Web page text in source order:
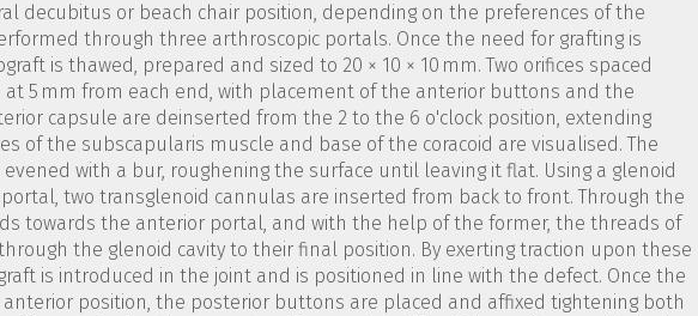
decubitus or beach chair position, depending on the preferences of the
through three arthroscopic portals. Once the need for grafting is
is thawed, prepared and sized to 20 × 10 × 10 mm. Two orifices spaced
5 mm from each end, with placement of the anterior buttons and the
capsule are deinserted from the 2 to the 6 o'clock position, extending
of the subscapularis muscle and base of the coracoid are visualised. The
with a bur, roughening the surface until leaving it flat. Using a glenoid
two transglenoid cannulas are inserted from back to front. Through the
towards the anterior portal, and with the help of the former, the threads of
the glenoid cavity to their final position. By exerting traction upon these
is introduced in the joint and is positioned in line with the defect. Once the
position, the posterior buttons are placed and affixed tightening both